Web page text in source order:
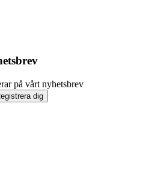
på vårt nyhetsbrev
dig